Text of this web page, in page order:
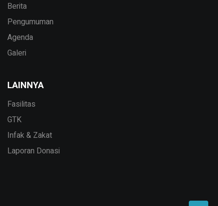
Berita
Pengumuman
Agenda
Galeri
LAINNYA
Fasilitas
GTK
Infak & Zakat
Laporan Donasi